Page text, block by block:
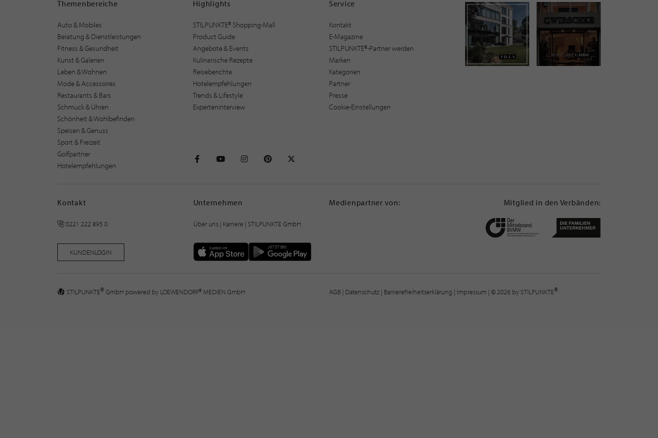
Themenbereiche
Auto & Mobiles
Beratung & Dienstleistungen
Fitness & Gesundheit
Kunst & Galerien
Leben & Wohnen
Mode & Accessoires
Restaurants & Bars
Schmuck & Uhren
Schönheit & Wohlbefinden
Speisen & Genuss
Sport & Freizeit
Golfpartner
Hotelempfehlungen
Highlights
STILPUNKTE® Shopping-Mall
Product Guide
Angebote & Events
Kulinarische Rezepte
Reiseberichte
Hotelempfehlungen
Trends & Lifestyle
Experteninterview
Service
Kontakt
E-Magazine
STILPUNKTE®-Partner werden
Marken
Kategorien
Partner
Presse
Cookie-Einstellungen
Kontakt
0221 222 895 0
KUNDENLOGIN
Unternehmen
Über uns| Karriere | STILPUNKTE GmbH
Medienpartner von: Mitglied in den Verbänden:
STILPUNKTE® GmbH powered by LOEWENDORF® MEDIEN GmbH AGB | Datenschutz | Barrierefreiheitserklärung | Impressum | © 2026 by STILPUNKTE®